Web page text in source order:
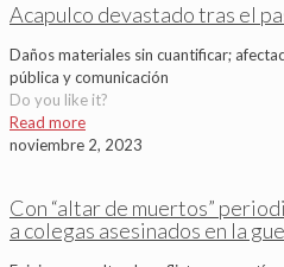
Acapulco devastado tras el
Daños materiales sin cuantificar;
pública y comunicación
Do you like it?
Read more
noviembre 2, 2023
Con “altar de muertos”
a colegas asesinados en la